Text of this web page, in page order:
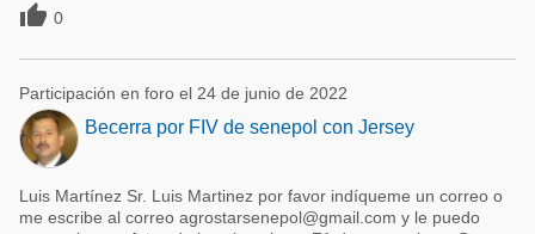
 0
Participación en foro el 24 de junio de 2022
Becerra por FIV de senepol con Jersey
Luis Martínez Sr. Luis Martinez por favor indíqueme un correo o
me escribe al correo agrostarsenepol@gmail.com y le puedo